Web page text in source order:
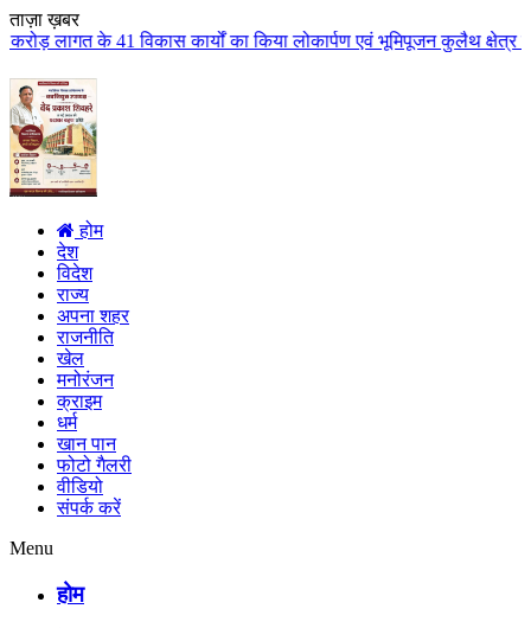
ताज़ा ख़बर
का किया लोकार्पण एवं भूमिपूजन कुलैथ क्षेत्र के विकास के लिये की
होम
देश
विदेश
राज्य
अपना शहर
राजनीति
खेल
मनोरंजन
क्राइम
धर्म
खान पान
फोटो गैलरी
वीडियो
संपर्क करें
Menu
होम